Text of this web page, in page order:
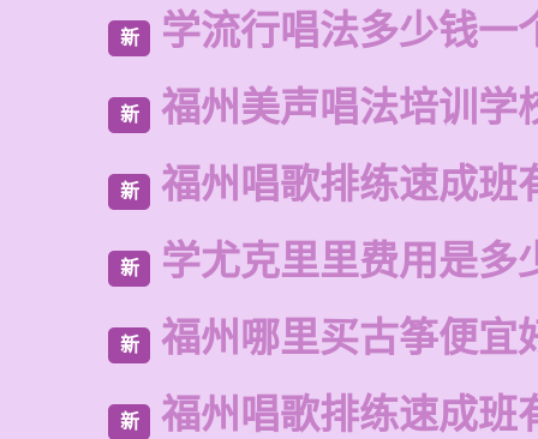
新 学流行唱法多少钱一
新 福州美声唱法培训学
新 福州唱歌排练速成班
新 学尤克里里费用是多
新 福州哪里买古筝便宜
新 福州唱歌排练速成班